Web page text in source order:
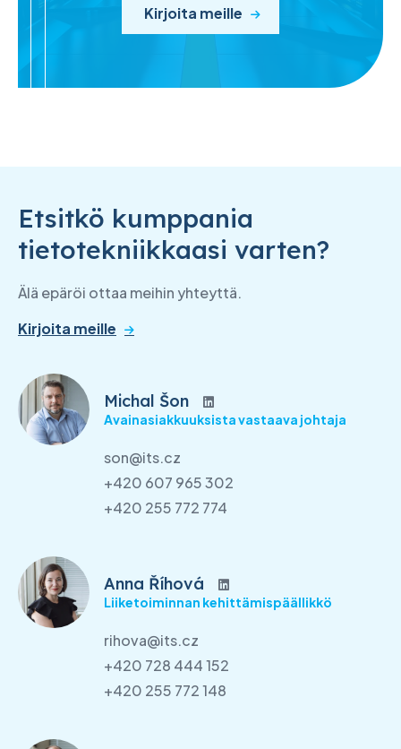
Kirjoita meille
Etsitkö kumppania
tietotekniikkaasi varten?
Älä epäröi ottaa meihin yhteyttä.
Kirjoita meille
Michal Šon
Avainasiakkuuksista vastaava johtaja
son@its.cz
+420 607 965 302
+420 255 772 774
Anna Říhová
Liiketoiminnan kehittämispäällikkö
rihova@its.cz
+420 728 444 152
+420 255 772 148